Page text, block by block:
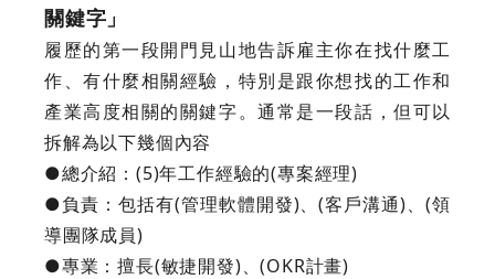
關鍵字」
履歷的第一段開門見山地告訴雇主你在找什麼工
作、有什麼相關經驗，特別是跟你想找的工作和
產業高度相關的關鍵字。通常是一段話，但可以
拆解為以下幾個內容
●總介紹：(5)年工作經驗的(專案經理)
●負責：包括有(管理軟體開發)、(客戶溝通)、(領
導團隊成員)
●專業：擅長(敏捷開發)、(OKR計畫)